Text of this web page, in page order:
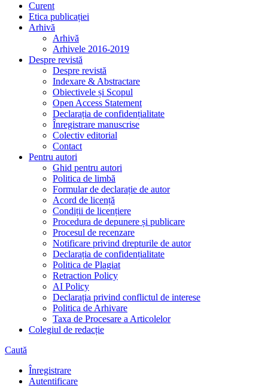
Curent
Etica publicației
Arhivă
Arhivă
Arhivele 2016-2019
Despre revistă
Despre revistă
Indexare & Abstractare
Obiectivele și Scopul
Open Access Statement
Declarația de confidențialitate
Înregistrare manuscrise
Colectiv editorial
Contact
Pentru autori
Ghid pentru autori
Politica de limbă
Formular de declarație de autor
Acord de licență
Condiții de licențiere
Procedura de depunere și publicare
Procesul de recenzare
Notificare privind drepturile de autor
Declarația de confidențialitate
Politica de Plagiat
Retraction Policy
AI Policy
Declarația privind conflictul de interese
Politica de Arhivare
Taxa de Procesare a Articolelor
Colegiul de redacție
Caută
Înregistrare
Autentificare